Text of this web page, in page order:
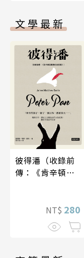
文學最新
彼得潘（收錄前
傳：《肯辛頓花
NT$ 280